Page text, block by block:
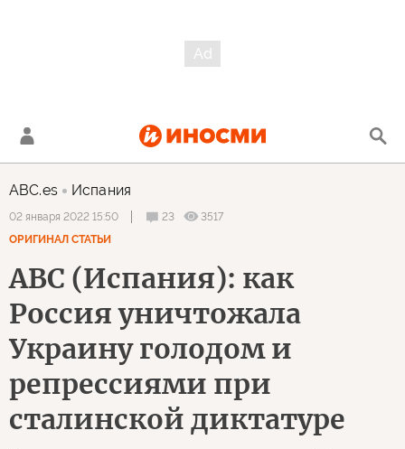
ABC.es Испания
02 января 2022 15:50 23
3517
ОРИГИНАЛ СТАТЬИ
АВС (Испания): как
Россия уничтожала
Украину голодом и
репрессиями при
сталинской диктатуре